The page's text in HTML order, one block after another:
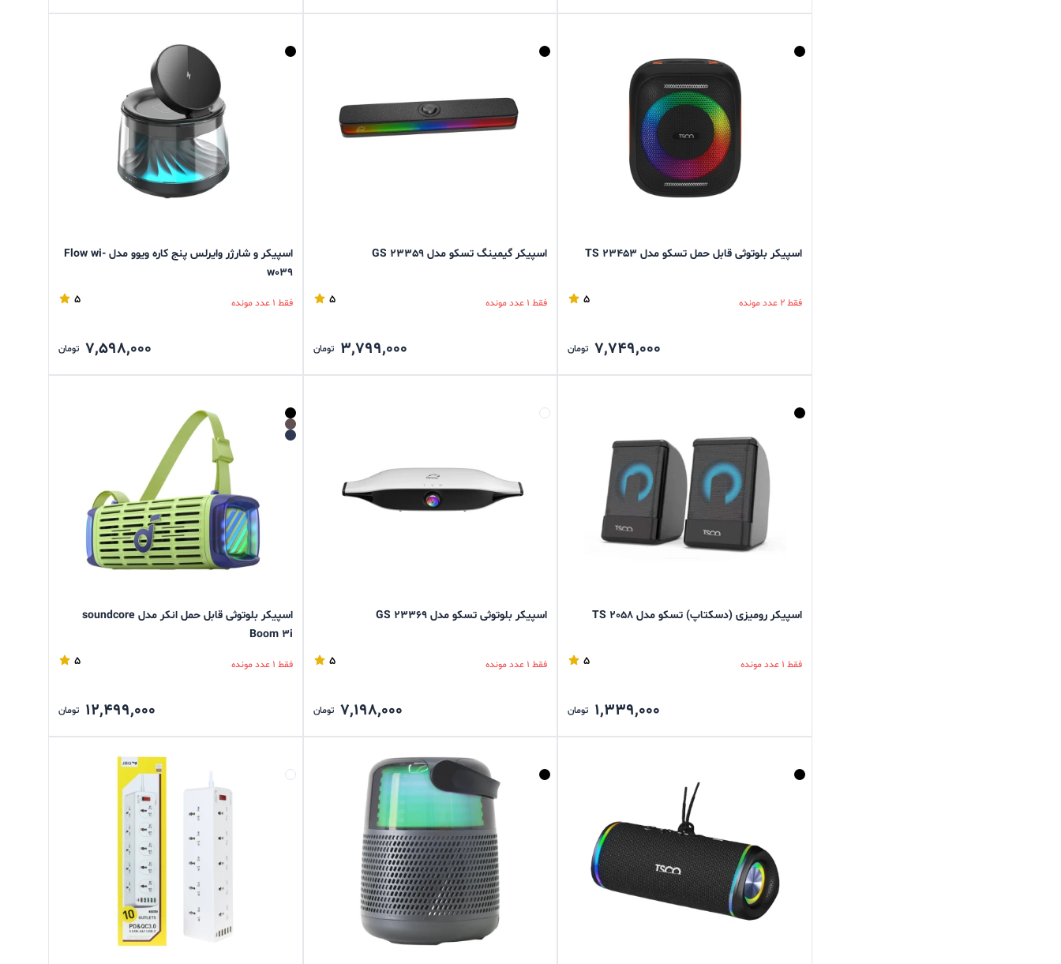
اسپیکر بلوتوثی قابل حمل تسکو مدل TS 23453
فقط 2 عدد مونده 5
7,749,000 تومان
اسپیکر گیمینگ تسکو مدل GS 23359
فقط 1 عدد مونده 5
3,799,000 تومان
اسپیکر و شارژر وایرلس پنج کاره ویوو مدل Flow wi-
w039
فقط 1 عدد مونده 5
7,598,000 تومان
اسپیکر رومیزی (دسکتاپ) تسکو مدل TS 2058
فقط 1 عدد مونده 5
1,339,000 تومان
اسپیکر بلوتوثی تسکو مدل GS 23369
فقط 1 عدد مونده 5
7,198,000 تومان
اسپیکر بلوتوثی قابل حمل انکر مدل soundcore
Boom 3i
فقط 1 عدد مونده 5
12,499,000 تومان